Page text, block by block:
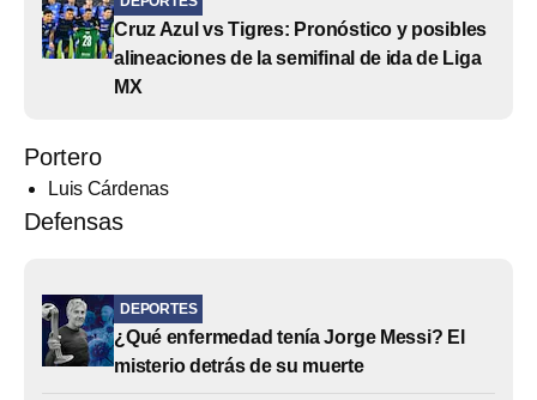
Cruz Azul vs Tigres: Pronóstico y posibles
alineaciones de la semifinal de ida de Liga
MX
Portero
Luis Cárdenas
Defensas
DEPORTES
¿Qué enfermedad tenía Jorge Messi? El
misterio detrás de su muerte